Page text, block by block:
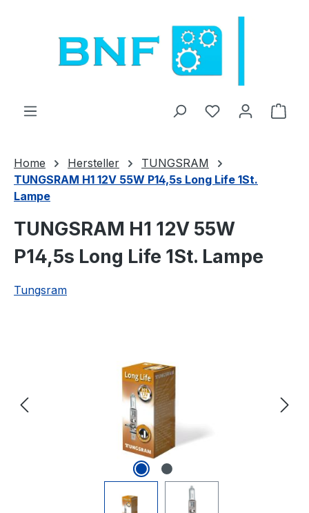
Du hast 0
Home Hersteller
TUNGSRAM
TUNGSRAM H1 12V 55W P14,5s Long Life 1St.
Lampe
TUNGSRAM H1 12V 55W
P14,5s Long Life 1St. Lampe
Tungsram